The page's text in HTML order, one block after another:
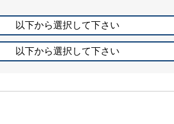
以下から選択して下さい
以下から選択して下さい